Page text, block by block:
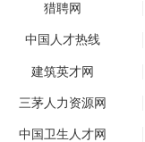
猎聘网
中国人才热线
建筑英才网
三茅人力资源网
中国卫生人才网